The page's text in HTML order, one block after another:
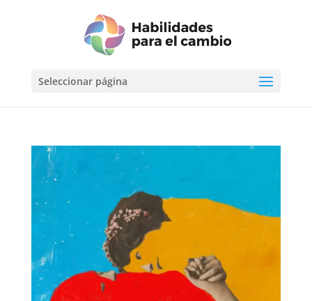
Seleccionar página